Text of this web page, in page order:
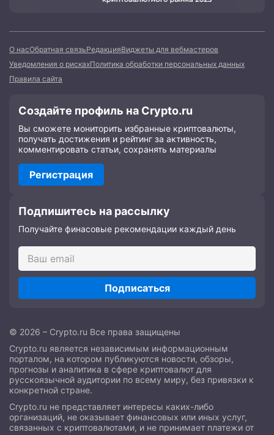
О насОбратная связьРедакцияВиджеты для вебмастеров
Уведомления о рискахПолитика обработки персональных данных
Правила сайта
Создайте профиль на Crypto.ru
Вы сможете мониторить избранные криптовалюты,
получать достижения и рейтинг за активность,
комментировать статьи, сохранять материалы
Регистрация
Подпишитесь на рассылку
Получайте финасовые рекомендации каждый день
Подписаться
© 2026 – Crypto.ru Все права защищены
Crypto.ru является независимым информационным
порталом, на котором публикуются новости, обзоры,
прогнозы и аналитика в сфере криптовалют для
русскоязычной аудитории по всему миру, без привязки к
конкретной стране.
Crypto.ru не представляет интересы каких-либо
организаций, не оказывает финансовых или иных услуг,
связанных с криптовалютами, и не принимает платежи от